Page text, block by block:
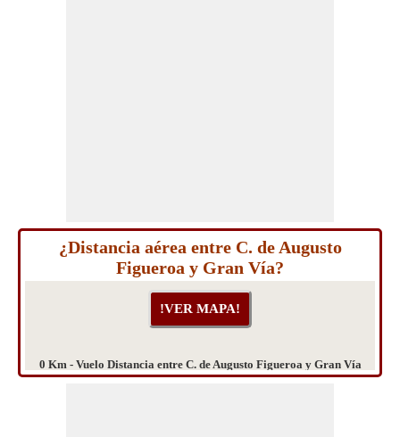
¿Distancia aérea entre C. de Augusto
Figueroa y Gran Vía?
0 Km - Vuelo Distancia entre C. de Augusto Figueroa y Gran Vía